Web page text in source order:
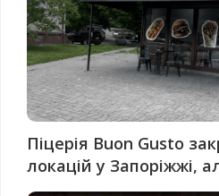
Піцерія Buon Gusto
локацій у Запоріжжі,